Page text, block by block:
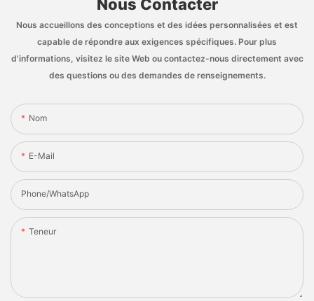
Nous Contacter
Nous accueillons des conceptions et des idées personnalisées et est
capable de répondre aux exigences spécifiques. Pour plus
d'informations, visitez le site Web ou contactez-nous directement avec
des questions ou des demandes de renseignements.
Nom
E-Mail
Phone/whatsApp
Teneur